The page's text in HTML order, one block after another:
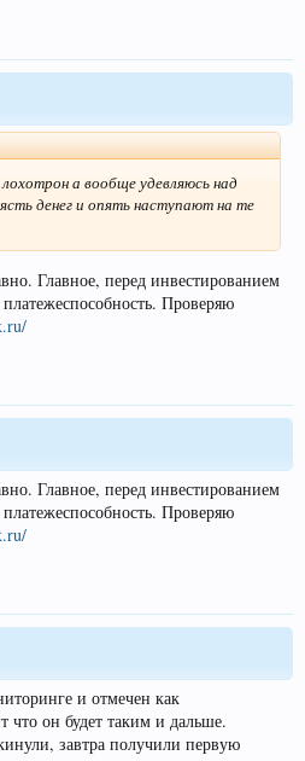
а вообще удевляюсь над
денег и опять наступают на те
Главное, перед инвестированием
Проверяю
Главное, перед инвестированием
Проверяю
и отмечен как
что он будет таким и дальше.
завтра получили первую